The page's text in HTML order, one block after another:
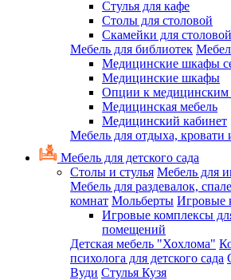
Cтулья для кафе
Cтолы для столовой
Скамейки для столовой
Мебель для библиотек
Медицинские шкафы
Медицинские шкафы
Опции к
Медицинская мебель
Медицинский кабинет
Мебель для отдыха,
Мебель для детского сада
Столы и стулья Мебель для
Мебель для раздевалок,
комнат Мольберты Игровые
Игровые комплексы
помещений
Детская мебель "Хохлома"
психолога для детского сада
Вуди Стулья Кузя